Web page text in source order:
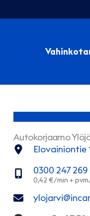
sisältöön
Autokorjaamo
Elovainiontie
0300 247 269